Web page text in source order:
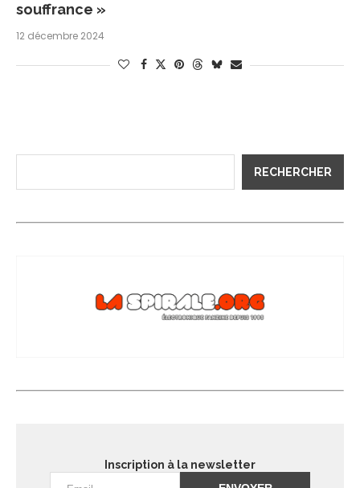
souffrance »
12 décembre 2024
RECHERCHER
Inscription à la newsletter